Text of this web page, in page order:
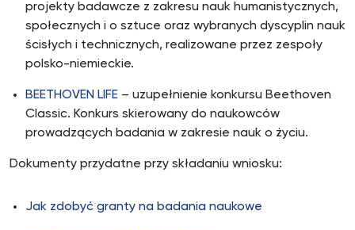
projekty badawcze z zakresu nauk humanistycznych,
społecznych i o sztuce oraz wybranych dyscyplin nauk
ścisłych i technicznych, realizowane przez zespoły
polsko-niemieckie.
BEETHOVEN LIFE – uzupełnienie konkursu Beethoven
Classic. Konkurs skierowany do naukowców
prowadzących badania w zakresie nauk o życiu.
Dokumenty przydatne przy składaniu wniosku:
Jak zdobyć granty na badania naukowe